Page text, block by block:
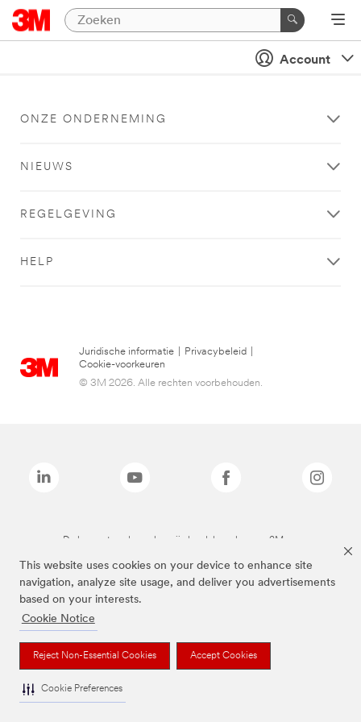
This website uses cookies on your device to enhance site
navigation, analyze site usage, and deliver you advertisements
based on your interests.
Cookie Notice
Reject Non-Essential Cookies Accept Cookies
Cookie Preferences
Account
ONZE ONDERNEMING
NIEUWS
REGELGEVING
HELP
Juridische informatie Privacybeleid
Cookie-voorkeuren
© 3M 2026. Alle rechten voorbehouden.
De bovenstaande merken zijn handelsmerken van 3M.we